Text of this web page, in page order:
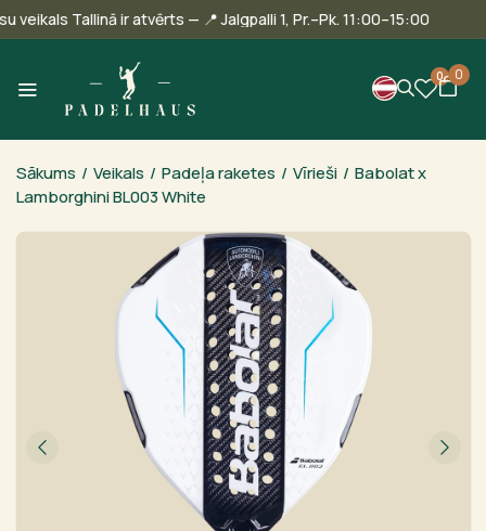
🎾 Mūsu veikals Tallinā ir atvērts — 📍 Jalgpalli 1, Pr.–Pk. 11:00–15:00
0 0
Sākums / Veikals / Padeļa raketes / Vīrieši / Babolat x
Lamborghini BL003 White